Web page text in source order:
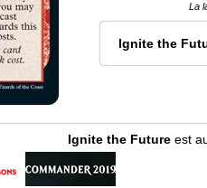
La
Ignite the
Ignite the Future est